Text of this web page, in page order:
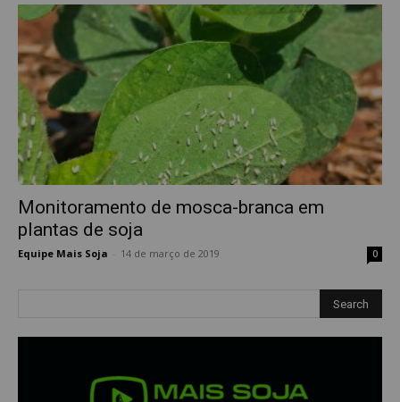
Monitoramento de mosca-branca em
plantas de soja
Equipe Mais Soja 14 de março de 2019 0